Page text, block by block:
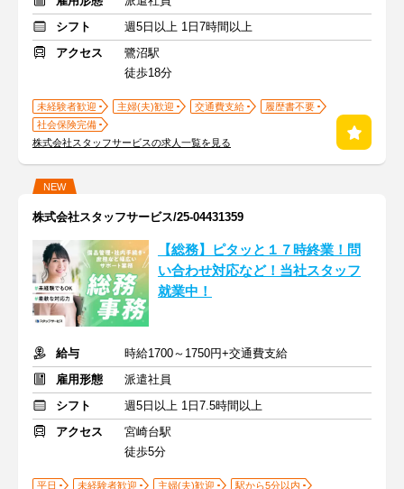
シフト
週5日以上 1日7時間以上
アクセス
鷺沼駅
徒歩18分
未経験者歓迎 主婦(夫)歓迎 交通費支給
履歴書不要
社会保険完備
株式会社スタッフサービスの求人一覧を見る
NEW
株式会社スタッフサービス/25-04431359
【総務】ピタッと１７時終業！問
い合わせ対応など！当社スタッフ
就業中！
給与
時給1700～1750円+交通費支給
雇用形態
派遣社員
シフト
週5日以上 1日7.5時間以上
アクセス
宮崎台駅
徒歩5分
平日 未経験者歓迎 主婦(夫)歓迎
駅から5分以内